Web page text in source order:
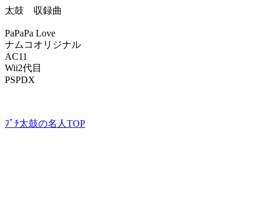
太鼓 収録曲
PaPaPa Love
ナムコオリジナル
AC11
Wii2代目
PSPDX
ﾌﾟﾁ太鼓の名人TOP